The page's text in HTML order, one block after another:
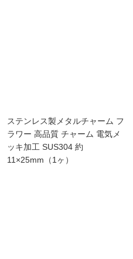
ステンレス製メタルチャーム フ
ラワー 高品質 チャーム 電気メ
ッキ加工 SUS304 約
11×25mm（1ヶ）